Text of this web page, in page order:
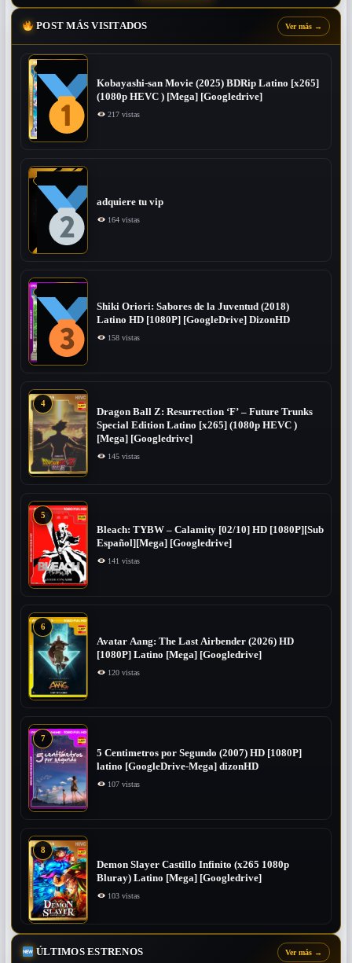
POST MÁS VISITADOS Ver más →
Kobayashi-san Movie (2025) BDRip Latino [x265]
(1080p HEVC ) [Mega] [Googledrive]
217 vistas
adquiere tu vip
164 vistas
Shiki Oriori: Sabores de la Juventud (2018)
Latino HD [1080P] [GoogleDrive] DizonHD
158 vistas
4
Dragon Ball Z: Resurrection ‘F’ – Future Trunks
Special Edition Latino [x265] (1080p HEVC )
[Mega] [Googledrive]
145 vistas
5
Bleach: TYBW – Calamity [02/10] HD [1080P][Sub
Español][Mega] [Googledrive]
141 vistas
6
Avatar Aang: The Last Airbender (2026) HD
[1080P] Latino [Mega] [Googledrive]
120 vistas
7
5 Centimetros por Segundo (2007) ​HD [1080P]
latino [GoogleDrive-Mega] dizonHD
107 vistas
8
Demon Slayer Castillo Infinito (x265 1080p
Bluray) Latino [Mega] [Googledrive]
103 vistas
ÚLTIMOS ESTRENOS Ver más →